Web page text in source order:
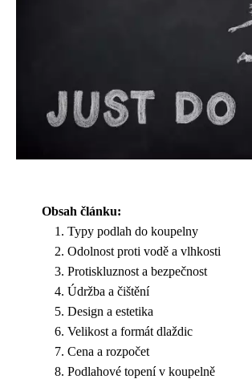
Obsah článku:
Typy podlah do koupelny
Odolnost proti vodě a vlhkosti
Protiskluznost a bezpečnost
Údržba a čištění
Design a estetika
Velikost a formát dlaždic
Cena a rozpočet
Podlahové topení v koupelně